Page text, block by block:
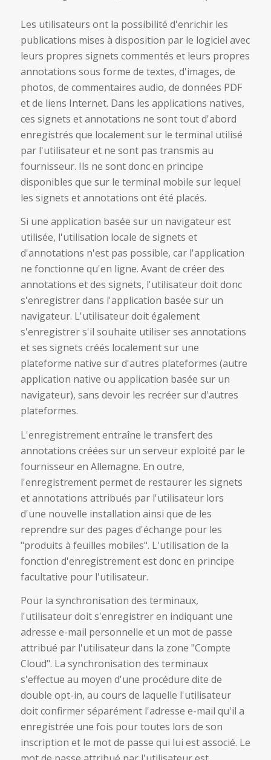
Les utilisateurs ont la possibilité d'enrichir les
publications mises à disposition par le logiciel avec
leurs propres signets commentés et leurs propres
annotations sous forme de textes, d'images, de
photos, de commentaires audio, de données PDF
et de liens Internet. Dans les applications natives,
ces signets et annotations ne sont tout d'abord
enregistrés que localement sur le terminal utilisé
par l'utilisateur et ne sont pas transmis au
fournisseur. Ils ne sont donc en principe
disponibles que sur le terminal mobile sur lequel
les signets et annotations ont été placés.
Si une application basée sur un navigateur est
utilisée, l'utilisation locale de signets et
d'annotations n'est pas possible, car l'application
ne fonctionne qu'en ligne. Avant de créer des
annotations et des signets, l'utilisateur doit donc
s'enregistrer dans l'application basée sur un
navigateur. L'utilisateur doit également
s'enregistrer s'il souhaite utiliser ses annotations
et ses signets créés localement sur une
plateforme native sur d'autres plateformes (autre
application native ou application basée sur un
navigateur), sans devoir les recréer sur d'autres
plateformes.
L'enregistrement entraîne le transfert des
annotations créées sur un serveur exploité par le
fournisseur en Allemagne. En outre,
l'enregistrement permet de restaurer les signets
et annotations attribués par l'utilisateur lors
d'une nouvelle installation ainsi que de les
reprendre sur des pages d'échange pour les
"produits à feuilles mobiles". L'utilisation de la
fonction d'enregistrement est donc en principe
facultative pour l'utilisateur.
Pour la synchronisation des terminaux,
l'utilisateur doit s'enregistrer en indiquant une
adresse e-mail personnelle et un mot de passe
attribué par l'utilisateur dans la zone "Compte
Cloud". La synchronisation des terminaux
s'effectue au moyen d'une procédure dite de
double opt-in, au cours de laquelle l'utilisateur
doit confirmer séparément l'adresse e-mail qu'il a
enregistrée une fois pour toutes lors de son
inscription et le mot de passe qui lui est associé. Le